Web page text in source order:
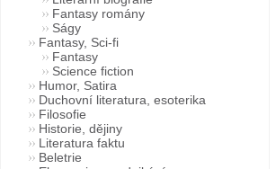
Fantasy romány
Ságy
Fantasy, Sci-fi
Fantasy
Science fiction
Humor, Satira
Duchovní literatura, esoterika
Filosofie
Historie, dějiny
Literatura faktu
Beletrie